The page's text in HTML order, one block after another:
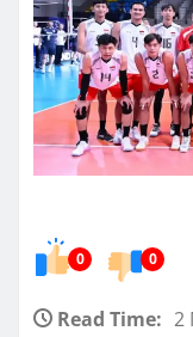
0 0
Read Time: 2